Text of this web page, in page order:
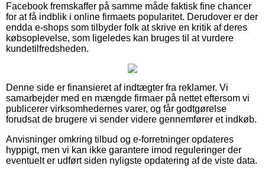
Facebook fremskaffer på samme måde faktisk fine chancer
for at få indblik i online firmaets popularitet. Derudover er der
endda e-shops som tilbyder folk at skrive en kritik af deres
købsoplevelse, som ligeledes kan bruges til at vurdere
kundetilfredsheden.
Denne side er finansieret af indtægter fra reklamer. Vi
samarbejder med en mængde firmaer på nettet eftersom vi
publicerer virksomhedernes varer, og får godtgørelse
forudsat de brugere vi sender videre gennemfører et indkøb.
Anvisninger omkring tilbud og e-forretninger opdateres
hyppigt, men vi kan ikke garantere imod reguleringer der
eventuelt er udført siden nyligste opdatering af de viste data.